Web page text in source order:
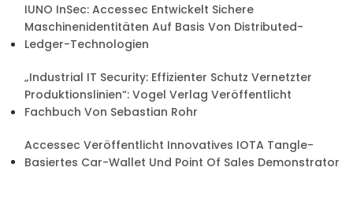
IUNO InSec: Accessec Entwickelt Sichere
Maschinenidentitäten Auf Basis Von Distributed-
Ledger-Technologien
„Industrial IT Security: Effizienter Schutz Vernetzter
Produktionslinien“: Vogel Verlag Veröffentlicht
Fachbuch Von Sebastian Rohr
Accessec Veröffentlicht Innovatives IOTA Tangle-
Basiertes Car-Wallet Und Point Of Sales Demonstrator